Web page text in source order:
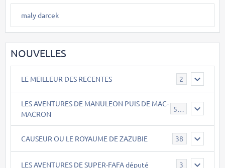
maly darcek
NOUVELLES
LE MEILLEUR DES RECENTES 2
LES AVENTURES DE MANULEON PUIS DE MAC-
MACRON
543
CAUSEUR OU LE ROYAUME DE ZAZUBIE 38
LES AVENTURES DE SUPER-FAFA député 3